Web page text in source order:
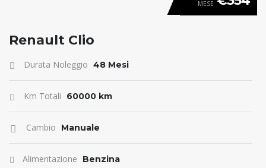
ANTICIPO 0
MESE
Renault Clio
Durata Noleggio 48 Mesi
Km Totali 60000 km
Cambio Manuale
Alimentazione Benzina